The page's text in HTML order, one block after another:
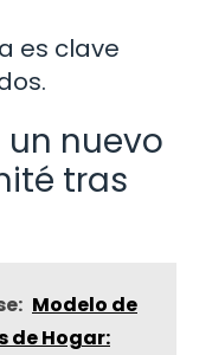
es clave
un nuevo
tras
Modelo de
de Hogar: